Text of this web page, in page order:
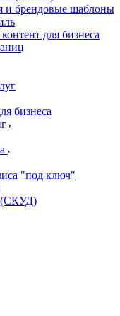
и брендовые шаблоны
для бизнеса
бизнеса
"под ключ"
(СКУД)